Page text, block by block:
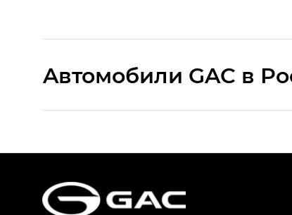
Aвтомобили GAC в
HYPTEC HT — Хайптек Эйч Ти